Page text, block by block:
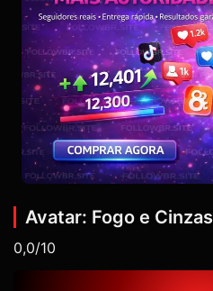
Avatar: Fogo e Cinzas
0,0/10